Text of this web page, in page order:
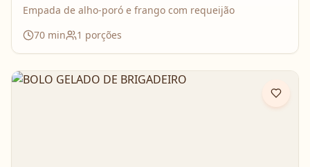
Empada de alho-poró e frango com requeijão
70 min 1 porções